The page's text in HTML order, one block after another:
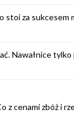
stoi za sukcesem
Nawałnice tylko
z cenami zbóż i